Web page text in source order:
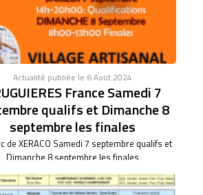
Actualité publiée le 6 Août 2024
France Samedi 7
qualifs et Dimanche 8
septembre les finales
de XERACO Samedi 7 septembre qualifs et
Dimanche 8 septembre les finales